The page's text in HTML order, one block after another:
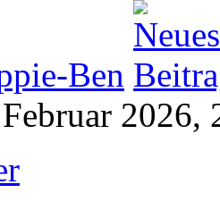
Ben
2026,